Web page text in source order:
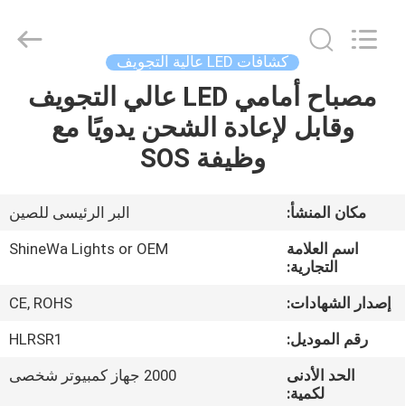
المنزل
فيديوهات
جولة
المصنع
Reserved.
كشافات LED عالية التجويف
مصباح أمامي LED عالي التجويف
وقابل لإعادة الشحن يدويًا مع
وظيفة SOS
مكان المنشأ:
البر الرئيسى للصين
اسم العلامة
التجارية:
ShineWa Lights or OEM
إصدار الشهادات:
CE, ROHS
رقم الموديل:
HLRSR1
الحد الأدنى
لكمية:
2000 جهاز كمبيوتر شخصى